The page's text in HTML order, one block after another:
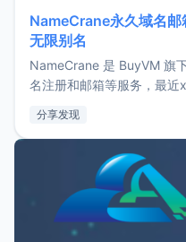
NameCrane永久域名
无限别名
NameCrane 是 BuyVM 旗
名注册和邮箱等服务，最近
又实惠的域名邮箱，不妨
NameCraneNameCrane不
分享发现